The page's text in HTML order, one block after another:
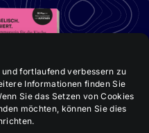
fortlaufend verbessern zu
Informationen finden Sie
Sie das Setzen von Cookies
möchten, können Sie dies